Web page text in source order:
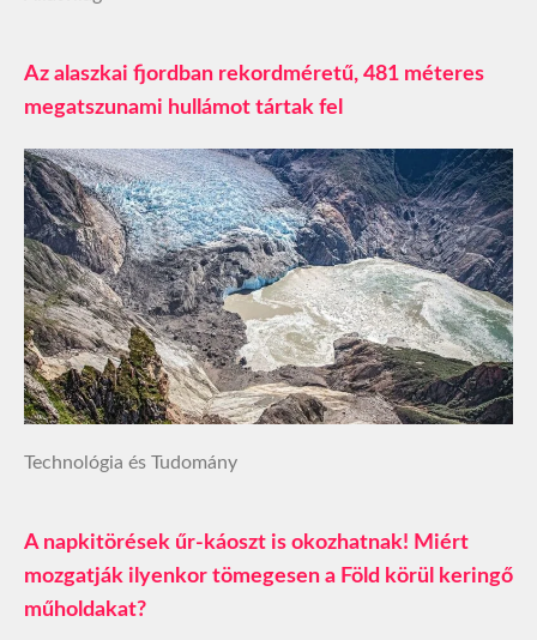
Az alaszkai fjordban rekordméretű, 481 méteres
megatszunami hullámot tártak fel
Technológia és Tudomány
A napkitörések űr-káoszt is okozhatnak! Miért
mozgatják ilyenkor tömegesen a Föld körül keringő
műholdakat?